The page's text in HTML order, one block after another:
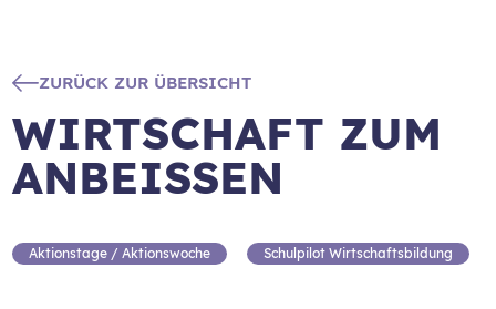
ZURÜCK ZUR ÜBERSICHT
WIRTSCHAFT ZUM
ANBEISSEN
Aktionstage / Aktionswoche Schulpilot Wirtschaftsbildung